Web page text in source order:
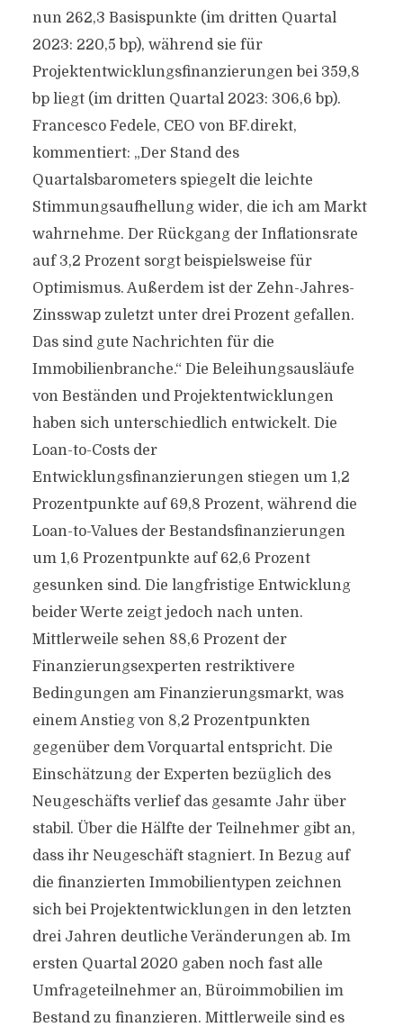
nun 262,3 Basispunkte (im dritten Quartal
2023: 220,5 bp), während sie für
Projektentwicklungsfinanzierungen bei 359,8
bp liegt (im dritten Quartal 2023: 306,6 bp).
Francesco Fedele, CEO von BF.direkt,
kommentiert: „Der Stand des
Quartalsbarometers spiegelt die leichte
Stimmungsaufhellung wider, die ich am Markt
wahrnehme. Der Rückgang der Inflationsrate
auf 3,2 Prozent sorgt beispielsweise für
Optimismus. Außerdem ist der Zehn-Jahres-
Zinsswap zuletzt unter drei Prozent gefallen.
Das sind gute Nachrichten für die
Immobilienbranche.“ Die Beleihungsausläufe
von Beständen und Projektentwicklungen
haben sich unterschiedlich entwickelt. Die
Loan-to-Costs der
Entwicklungsfinanzierungen stiegen um 1,2
Prozentpunkte auf 69,8 Prozent, während die
Loan-to-Values der Bestandsfinanzierungen
um 1,6 Prozentpunkte auf 62,6 Prozent
gesunken sind. Die langfristige Entwicklung
beider Werte zeigt jedoch nach unten.
Mittlerweile sehen 88,6 Prozent der
Finanzierungsexperten restriktivere
Bedingungen am Finanzierungsmarkt, was
einem Anstieg von 8,2 Prozentpunkten
gegenüber dem Vorquartal entspricht. Die
Einschätzung der Experten bezüglich des
Neugeschäfts verlief das gesamte Jahr über
stabil. Über die Hälfte der Teilnehmer gibt an,
dass ihr Neugeschäft stagniert. In Bezug auf
die finanzierten Immobilientypen zeichnen
sich bei Projektentwicklungen in den letzten
drei Jahren deutliche Veränderungen ab. Im
ersten Quartal 2020 gaben noch fast alle
Umfrageteilnehmer an, Büroimmobilien im
Bestand zu finanzieren. Mittlerweile sind es